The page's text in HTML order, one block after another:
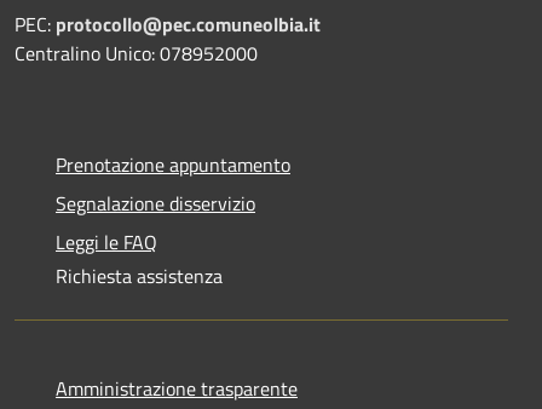
PEC: protocollo@pec.comuneolbia.it
Centralino Unico: 078952000
Prenotazione appuntamento
Segnalazione disservizio
Leggi le FAQ
Richiesta assistenza
Amministrazione trasparente